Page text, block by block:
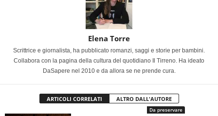
Elena Torre
Scrittrice e giornalista, ha pubblicato romanzi, saggi e storie per bambini.
Collabora con la pagina della cultura del quotidiano Il Tirreno. Ha ideato
DaSapere nel 2010 e da allora se ne prende cura.
ARTICOLI CORRELATI ALTRO DALL'AUTORE
Da preservare